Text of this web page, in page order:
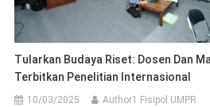
Tularkan Budaya Riset: Dosen Dan
Terbitkan Penelitian Internasional
10/03/2025 Author1 Fisipol UMPR